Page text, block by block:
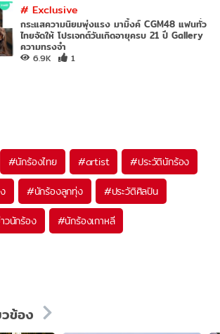
#Exclusive
กระแสความนิยมพุ่งแรง มามิ้งค์ CGM48 แฟนทั่ว
ไทยจัดให้ โปรเจกต์วันเกิดอายุครบ 21 ปี Gallery
ความทรงจำ
6.9K 1
#นักร้องไทย #artist #ประวัตินักร้อง
#นักร้องลูกทุ่ง #ประวัติศิลปิน
วนักร้อง #นักร้องเกาหลี
ข้อง